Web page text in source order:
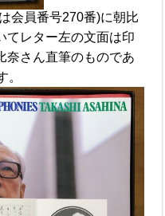
会員番号270番)に朝比
てレター左の文面は印
奈さん直筆のものであ
。